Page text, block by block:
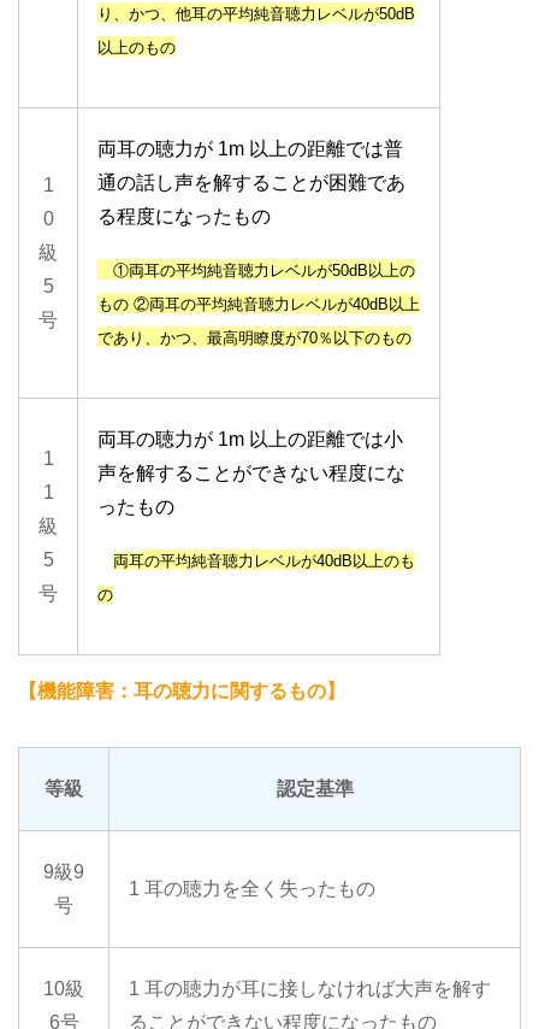
り、 かつ、他耳の平均純音聴力レベルが50dB
以上のもの
1
0
級
5
号
両耳の聴力が 1m 以上の距離では普
通の話し声を解することが困難であ
る程度になったもの
①両耳の平均純音聴力レベルが50dB以上の
もの ②両耳の平均純音聴力レベルが40dB以上
であり、 かつ 、最高明瞭度が70％以下のもの
1
1
級
5
号
両耳の聴力が 1m 以上の距離では小
声を解することができない程度にな
ったもの
両耳の平均純音聴力レベルが40dB以上のも
の
【機能障害：耳の聴力に関するもの】
等級 認定基準
9級9
号
1 耳の聴力を全く失ったもの
10級
6号
1 耳の聴力が耳に接しなければ大声を解す
ることができない程度になったもの